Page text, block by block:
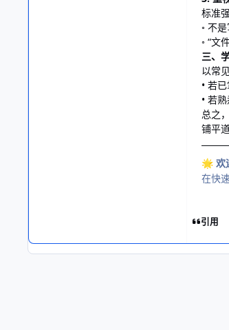
标准
◦ 不
◦ “文
三、
以常
• 若
• 若
总之
铺平
🌟 欢
在快
引用